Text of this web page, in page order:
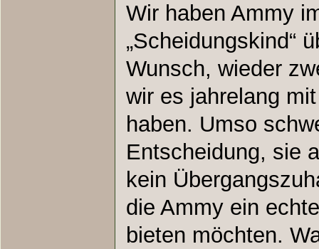
Wir haben Ammy
„Scheidungskind“
Wunsch, wieder
wir es jahrelang
haben. Umso
Entscheidung, sie
kein
die Ammy ein
bieten möchten.